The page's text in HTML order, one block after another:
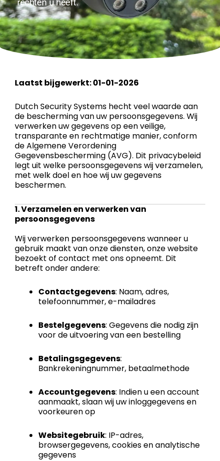
Laatst bijgewerkt: 01-01-2026
Dutch Security Systems hecht veel waarde aan
de bescherming van uw persoonsgegevens. Wij
verwerken uw gegevens op een veilige,
transparante en rechtmatige manier, conform
de Algemene Verordening
Gegevensbescherming (AVG). Dit privacybeleid
legt uit welke persoonsgegevens wij verzamelen,
met welk doel en hoe wij uw gegevens
beschermen.
1. Verzamelen en verwerken van
persoonsgegevens
Wij verwerken persoonsgegevens wanneer u
gebruik maakt van onze diensten, onze website
bezoekt of contact met ons opneemt. Dit
betreft onder andere:
Contactgegevens: Naam, adres,
telefoonnummer, e-mailadres
Bestelgegevens: Gegevens die nodig zijn
voor de uitvoering van een bestelling
Betalingsgegevens:
Bankrekeningnummer, betaalmethode
Accountgegevens: Indien u een account
aanmaakt, slaan wij uw inloggegevens en
voorkeuren op
Websitegebruik: IP-adres,
browsergegevens, cookies en analytische
gegevens